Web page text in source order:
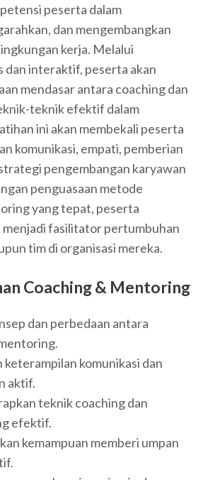
peserta dalam
dan mengembangkan
kerja. Melalui
dan interaktif, peserta akan
mendasar antara coaching dan
teknik efektif dalam
ini akan membekali peserta
komunikasi, empati, pemberian
pengembangan karyawan
penguasaan metode
yang tepat, peserta
menjadi fasilitator pertumbuhan
tim di organisasi mereka.
Coaching & Mentoring
dan perbedaan antara
komunikasi dan
aktif.
teknik coaching dan
efektif.
kemampuan memberi umpan